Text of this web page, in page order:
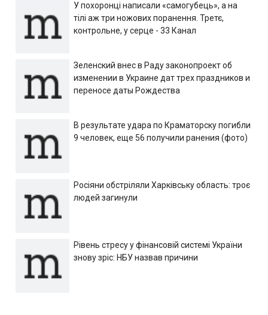
У похоронці написали «самогубець», а на
тілі аж три ножових поранення. Третє,
контрольне, у серце - 33 Канал
Зеленский внес в Раду законопроект об
изменении в Украине дат трех праздников и
переносе даты Рождества
В результате удара по Краматорску погибли
9 человек, еще 56 получили ранения (фото)
Росіяни обстріляли Харківську область: троє
людей загинули
Рівень стресу у фінансовій системі України
знову зріс: НБУ назвав причини